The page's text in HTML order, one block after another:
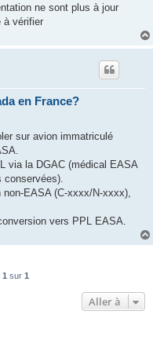
ne sont plus à jour
à vérifier
en France?
sur avion immatriculé
via la DGAC (médical EASA
conservées).
EASA (C-xxxx/N-xxxx),
vers PPL EASA.
1 sur 1
Aller à